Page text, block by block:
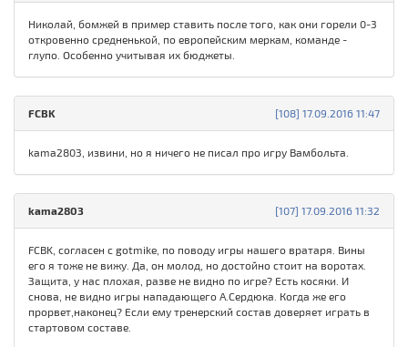
Николай, бомжей в пример ставить после того, как они горели 0-3
откровенно средненькой, по европейским меркам, команде -
глупо. Особенно учитывая их бюджеты.
[108] 17.09.2016 11:47
FCBK
kama2803, извини, но я ничего не писал про игру Вамбольта.
[107] 17.09.2016 11:32
kama2803
FCBK, согласен с gotmike, по поводу игры нашего вратаря. Вины
его я тоже не вижу. Да, он молод, но достойно стоит на воротах.
Защита, у нас плохая, разве не видно по игре? Есть косяки. И
снова, не видно игры нападающего А.Сердюка. Когда же его
прорвет,наконец? Если ему тренерский состав доверяет играть в
стартовом составе.